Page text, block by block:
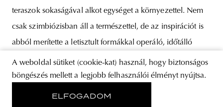
teraszok sokaságával alkot egységet a környezettel. Nem
csak szimbiózisban áll a természettel, de az inspirációt is
abból merítette a letisztult formákkal operáló, időtálló
szépséget sugárzó betonépület. Az
A weboldal sütiket (cookie-kat) használ, hogy biztonságos
böngészés mellett a legjobb felhasználói élményt nyújtsa.
ELFOGADOM